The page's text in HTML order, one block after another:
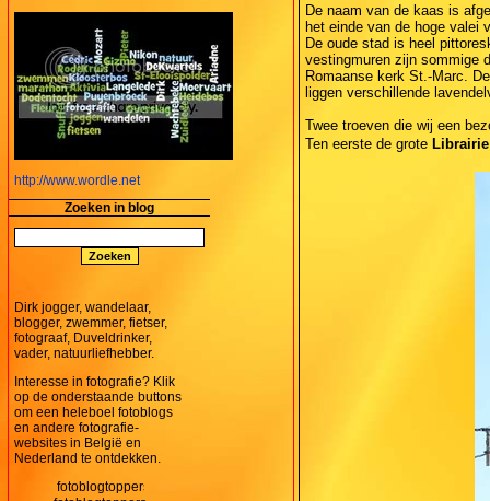
http://www.wordle.net
Zoeken in blog
Dirk jogger, wandelaar,
blogger, zwemmer, fietser,
fotograaf, Duveldrinker,
vader, natuurliefhebber.
Interesse in fotografie? Klik
op de onderstaande buttons
om een heleboel fotoblogs
en andere fotografie-
websites in België en
Nederland te ontdekken.
De naam van de kaas is
het einde van de hoge valei
De oude stad is heel
vestingmuren zijn sommige
Romaanse kerk St.-Marc.
liggen verschillende
Twee troeven die wij een
Ten eerste de grote